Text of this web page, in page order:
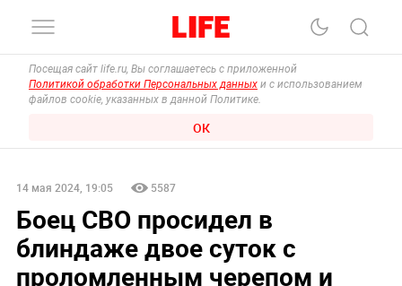
Посещая сайт life.ru, Вы соглашаетесь с приложенной
Политикой обработки Персональных данных и с использованием
файлов cookie, указанных в данной Политике.
ОК
14 мая 2024, 19:05 5587
Боец СВО просидел в
блиндаже двое суток с
проломленным черепом и